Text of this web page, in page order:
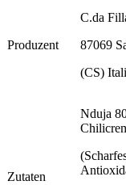
Produzent
C.da
87069
(CS)
Zutaten
Nduja